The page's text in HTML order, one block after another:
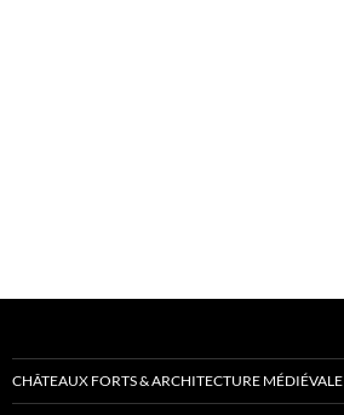
CHÂTEAUX FORTS & ARCHITECTURE MÉDIÉVALE